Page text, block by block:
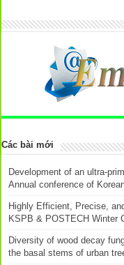
Các bài mới
Development of an ultra-
Annual conference of
Highly Efficient, Precise,
KSPB & POSTECH Winter
Diversity of wood decay
the basal stems of urban